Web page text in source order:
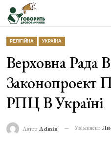
РЕЛІГІЙНА УКРАЇНА
Верховна Рада
Законопроект
РПЦ В Україні
Автор Admin Увімкнено